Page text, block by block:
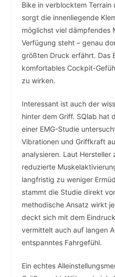
Bike in verblocktem Terrain
sorgt die innenliegende
möglichst viel dämpfendes
Verfügung steht – genau
größten Druck erfährt. Das
komfortables Cockpit-
zu wirken.
Interessant ist auch der
hinter dem Griff. SQlab hat
einer EMG-Studie
Vibrationen und Griffkraft
analysieren. Laut Hersteller
reduzierte
langfristig zu weniger
stammt die Studie direkt
methodische Ansatz wirkt
deckt sich mit dem
vermittelt auch auf langen
entspanntes Fahrgefühl.
Ein echtes